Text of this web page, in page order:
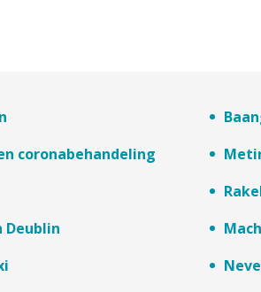
coronabehandeling
Deublin